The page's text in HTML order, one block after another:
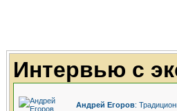
Интервью с
Андрей Егоров: